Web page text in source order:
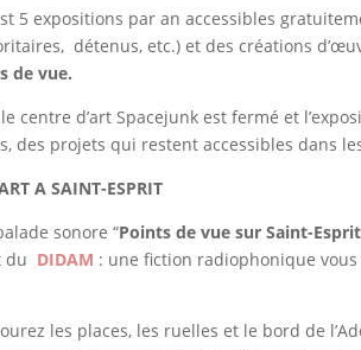
5 expositions par an accessibles
détenus, etc.) et des créations
de vue.
centre d’art Spacejunk est fermé et
des projets qui restent accessibles dans
A SAINT-ESPRIT
sonore “Points de vue sur Saint-Esprit
du DIDAM : une fiction radiophonique
les places, les ruelles et le bord de